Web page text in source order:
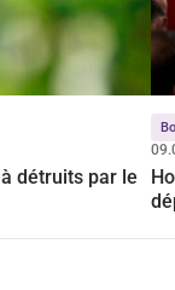
détruits par le